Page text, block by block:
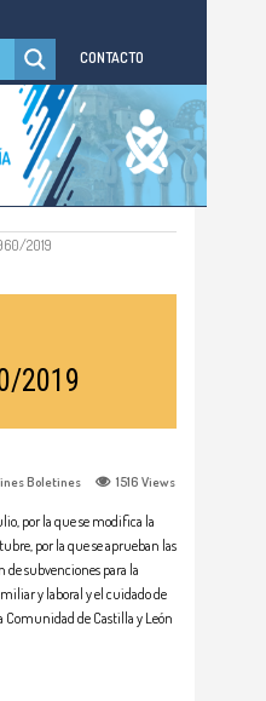
CONTACTO
2019
2019
Boletines 1516 Views
por la que se modifica la
por la que se aprueban las
de subvenciones para la
y laboral y el cuidado de
Comunidad de Castilla y León